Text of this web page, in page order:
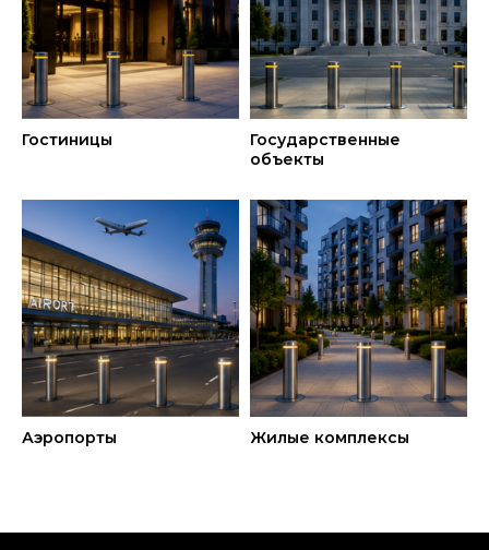
Гостиницы
Государственные
объекты
Аэропорты Жилые комплексы